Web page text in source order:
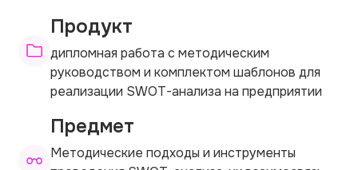
Продукт
дипломная работа с методическим
руководством и комплектом шаблонов для
реализации SWOT-анализа на предприятии
Предмет
Методические подходы и инструменты